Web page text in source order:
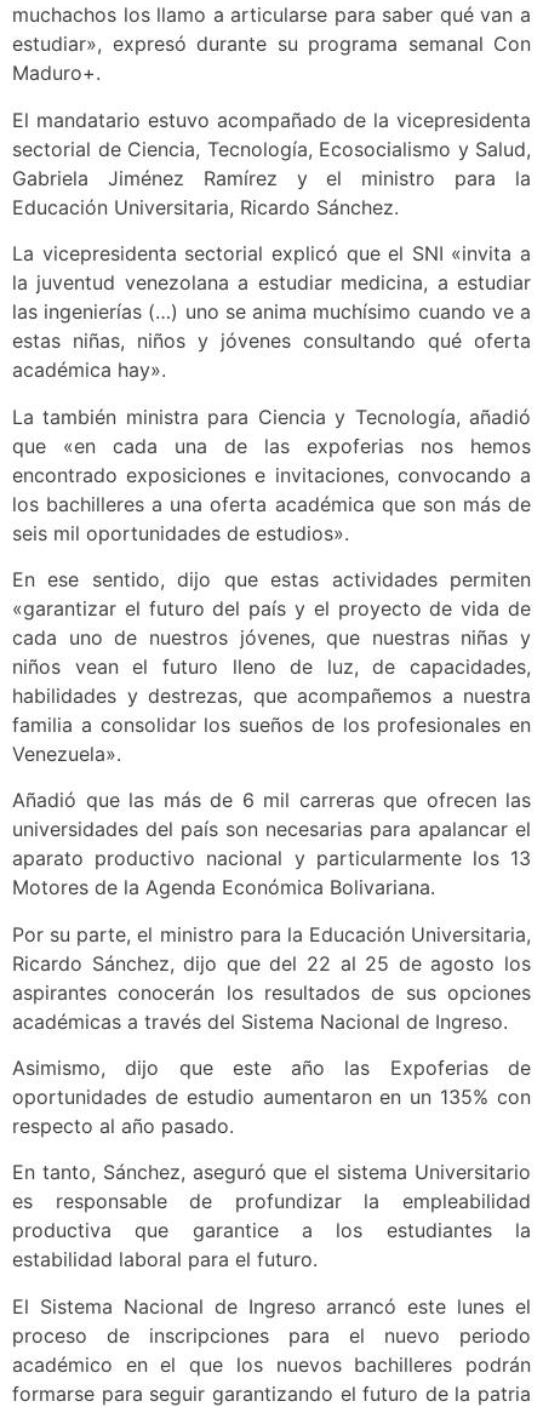
muchachos los llamo a articularse para saber qué van a
estudiar», expresó durante su programa semanal Con
Maduro+.
El mandatario estuvo acompañado de la vicepresidenta
sectorial de Ciencia, Tecnología, Ecosocialismo y Salud,
Gabriela Jiménez Ramírez y el ministro para la
Educación Universitaria, Ricardo Sánchez.
La vicepresidenta sectorial explicó que el SNI «invita a
la juventud venezolana a estudiar medicina, a estudiar
las ingenierías (…) uno se anima muchísimo cuando ve a
estas niñas, niños y jóvenes consultando qué oferta
académica hay».
La también ministra para Ciencia y Tecnología, añadió
que «en cada una de las expoferias nos hemos
encontrado exposiciones e invitaciones, convocando a
los bachilleres a una oferta académica que son más de
seis mil oportunidades de estudios».
En ese sentido, dijo que estas actividades permiten
«garantizar el futuro del país y el proyecto de vida de
cada uno de nuestros jóvenes, que nuestras niñas y
niños vean el futuro lleno de luz, de capacidades,
habilidades y destrezas, que acompañemos a nuestra
familia a consolidar los sueños de los profesionales en
Venezuela».
Añadió que las más de 6 mil carreras que ofrecen las
universidades del país son necesarias para apalancar el
aparato productivo nacional y particularmente los 13
Motores de la Agenda Económica Bolivariana.
Por su parte, el ministro para la Educación Universitaria,
Ricardo Sánchez, dijo que del 22 al 25 de agosto los
aspirantes conocerán los resultados de sus opciones
académicas a través del Sistema Nacional de Ingreso.
Asimismo, dijo que este año las Expoferias de
oportunidades de estudio aumentaron en un 135% con
respecto al año pasado.
En tanto, Sánchez, aseguró que el sistema Universitario
es responsable de profundizar la empleabilidad
productiva que garantice a los estudiantes la
estabilidad laboral para el futuro.
El Sistema Nacional de Ingreso arrancó este lunes el
proceso de inscripciones para el nuevo periodo
académico en el que los nuevos bachilleres podrán
formarse para seguir garantizando el futuro de la patria